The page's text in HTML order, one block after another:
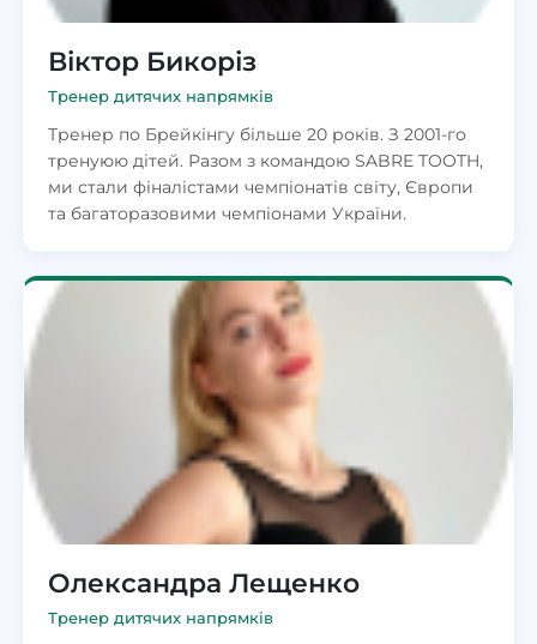
Віктор Бикоріз
Тренер дитячих напрямків
Тренер по Брейкінгу більше 20 років. З 2001-го
тренуюю дітей. Разом з командою SABRE TOOTH,
ми стали фіналістами чемпіонатів світу, Європи
та багаторазовими чемпіонами України.
Олександра Лещенко
Тренер дитячих напрямків